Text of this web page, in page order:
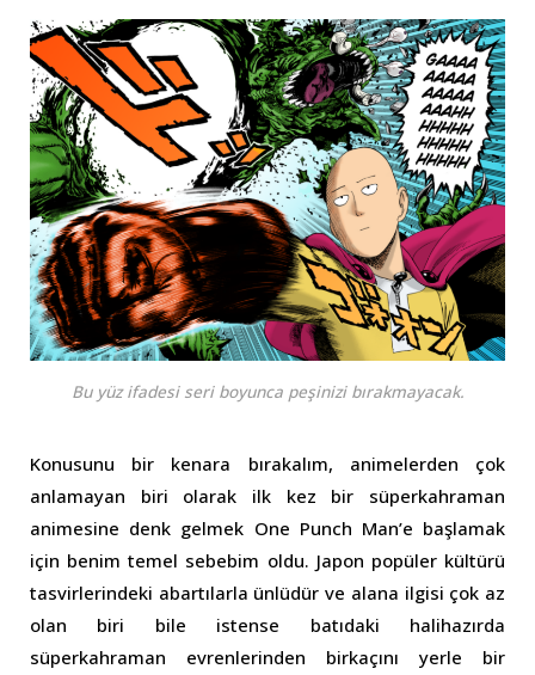
Bu yüz ifadesi seri boyunca peşinizi bırakmayacak.
Konusunu bir kenara bırakalım, animelerden çok
anlamayan biri olarak ilk kez bir süperkahraman
animesine denk gelmek One Punch Man’e başlamak
için benim temel sebebim oldu. Japon popüler kültürü
tasvirlerindeki abartılarla ünlüdür ve alana ilgisi çok az
olan biri bile istense batıdaki halihazırda
süperkahraman evrenlerinden birkaçını yerle bir